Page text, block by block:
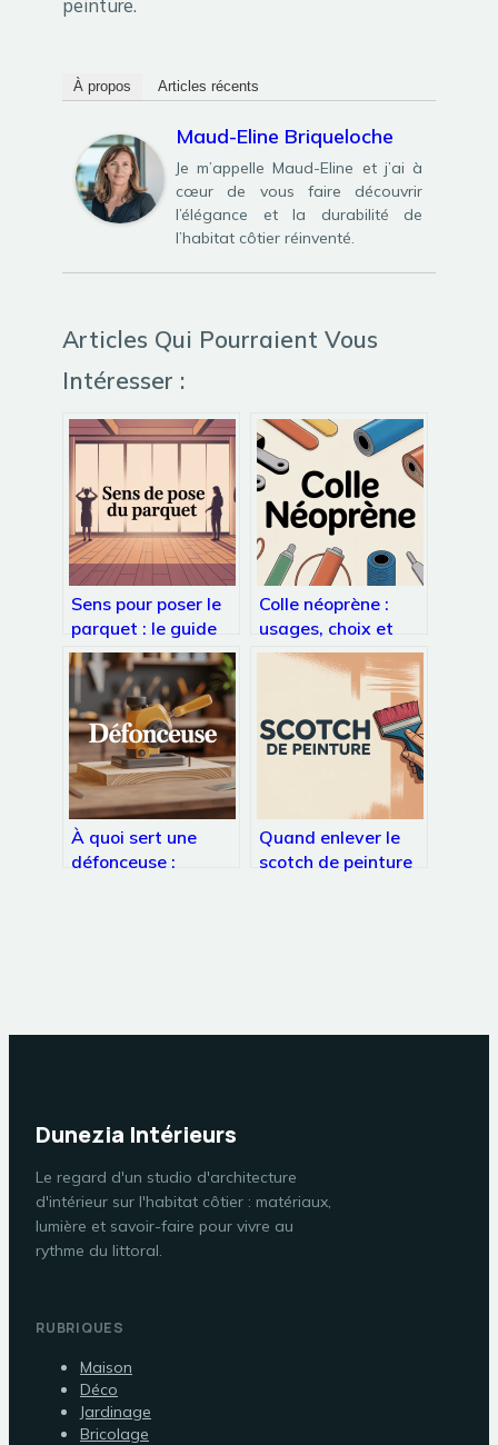
peinture.
À propos Articles récents
Maud-Eline Briqueloche
Je m’appelle Maud-Eline et j’ai à
cœur de vous faire découvrir
l’élégance et la durabilité de
l’habitat côtier réinventé.
Articles Qui Pourraient Vous
Intéresser :
Sens pour poser le
parquet : le guide
clair pour ne pas se
tromper
Colle néoprène :
usages, choix et
conseils pour des
collages durables
À quoi sert une
défonceuse :
Quand enlever le
scotch de peinture
Dunezia Intérieurs
Le regard d'un studio d'architecture
d'intérieur sur l'habitat côtier : matériaux,
lumière et savoir-faire pour vivre au
rythme du littoral.
RUBRIQUES
Maison
Déco
Jardinage
Bricolage